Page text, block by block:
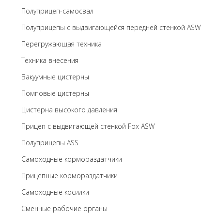
Полуприцеп-самосвал
Полуприцепы с выдвигающейся передней стенкой ASW
Перегружающая техника
Техника внесения
Вакуумные цистерны
Помповые цистерны
Цистерна высокого давления
Прицеп с выдвигающей стенкой Fox ASW
Полуприцепы ASS
Самоходные кормораздатчики
Прицепные кормораздатчики
Самоходные косилки
Сменные рабочие органы